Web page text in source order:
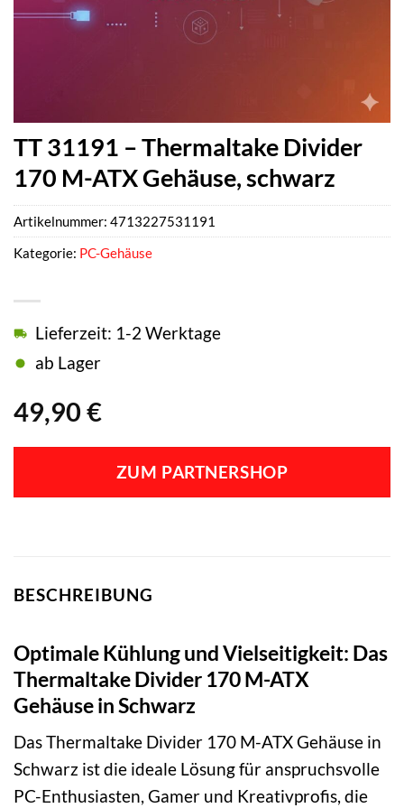
TT 31191 – Thermaltake Divider
170 M-ATX Gehäuse, schwarz
49,90 €
Lieferzeit: 1-2 Werktage
ab Lager
ZUM PARTNERSHOP
Artikelnummer: 4713227531191
Kategorie: PC-Gehäuse
BESCHREIBUNG
Optimale Kühlung und Vielseitigkeit: Das
Thermaltake Divider 170 M-ATX
Gehäuse in Schwarz
Das Thermaltake Divider 170 M-ATX Gehäuse in
Schwarz ist die ideale Lösung für anspruchsvolle
PC-Enthusiasten, Gamer und Kreativprofis, die